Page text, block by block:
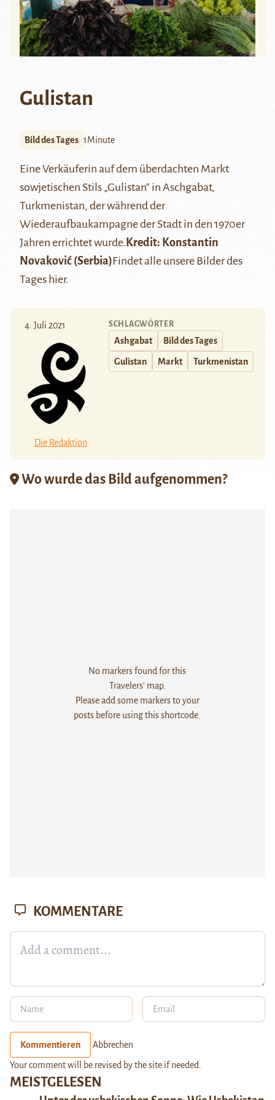
Gulistan
Bild des Tages 1Minute
Eine Verkäuferin auf dem überdachten Markt
sowjetischen Stils „Gulistan“ in Aschgabat,
Turkmenistan, der während der
Wiederaufbaukampagne der Stadt in den 1970er
Jahren errichtet wurde.Kredit: Konstantin
Novaković (Serbia)Findet alle unsere Bilder des
Tages hier.
4. Juli 2021
Die Redaktion
SCHLAGWÖRTER
Ashgabat Bild des Tages
Gulistan Markt Turkmenistan
Wo wurde das Bild aufgenommen?
No markers found for this
Travelers' map.
Please add some markers to your
posts before using this shortcode.
MEISTGELESEN
KOMMENTARE
Kommentieren Abbrechen
Your comment will be revised by the site if needed.